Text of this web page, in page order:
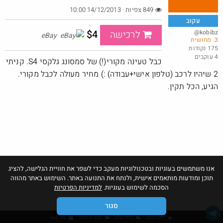
ושוב, דקו. פטישון עוצמתי. אני הגעתי ל 58$
$58.0
· 11· 474
Amazon
אנו משתמשים בעוגיות ובטכנולוגיות מעקב כדי לשפר את חוויית הגלישה, להציג
תוכן ומודעות מותאמים אישית, ולנתח את התנועה באתר. השימוש באתר מהווה
הסכמה לשימוש בעוגיות. למדיניות הפרטיות
סגור
עקוב
@kobibz
3. מחושית
175 נקודות
4 עוקבים
לרכישה $4
eBay
כבל טעינה מקורי(!) של סמסונג גלקסי S4. קניתי
2 שיהיו לרכב (טלפון אישי+עבודה) :) מחיר מעולה לכבל מקורי.
הגיע, הכל תקין.